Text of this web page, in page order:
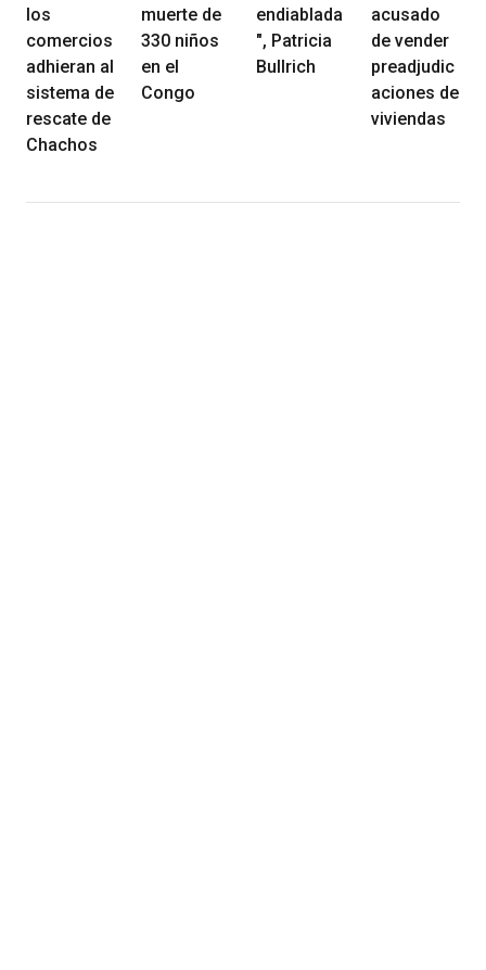
los
comercios
adhieran al
sistema de
rescate de
Chachos
muerte de
330 niños
en el
Congo
endiablada
", Patricia
Bullrich
acusado
de vender
preadjudic
aciones de
viviendas